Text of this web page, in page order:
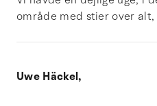
område med stier over
Uwe Häckel,